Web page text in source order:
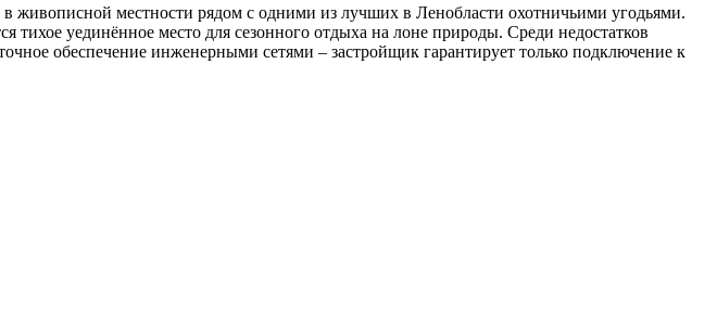
местности рядом с одними из лучших в Ленобласти охотничьими угодьями.
тихое уединённое место для сезонного отдыха на лоне природы. Среди недостатков
обеспечение инженерными сетями – застройщик гарантирует только подключение к